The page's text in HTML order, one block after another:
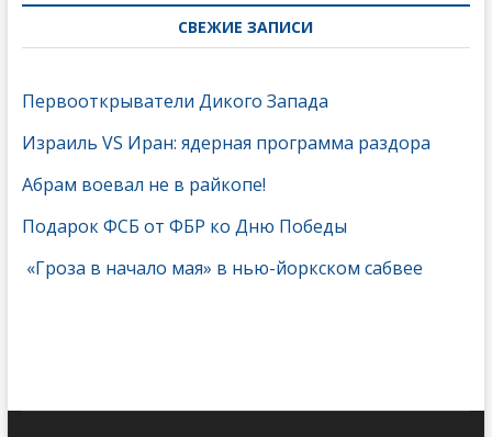
СВЕЖИЕ ЗАПИСИ
Первооткрыватели Дикого Запада
Израиль VS Иран: ядерная программа раздора
Абрам воевал не в райкопе!
Подарок ФСБ от ФБР ко Дню Победы
«Гроза в начало мая» в нью-йоркском сабвее